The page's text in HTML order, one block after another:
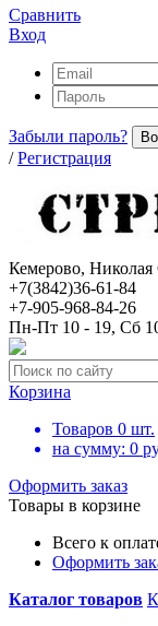
Сравнить
Вход
Забыли пароль?
/ Регистрация
Кемерово, Николая
+7(3842)36-61-84
+7-905-968-84-26
Пн-Пт 10 - 19, Сб
Корзина
Товаров 0 шт.
на сумму: 0
Оформить заказ
Товары в корзине
Всего к
Оформить
Каталог товаров